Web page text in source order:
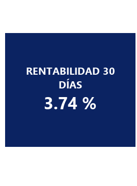
RENTABILIDAD 30
DÍAS
3.74 %